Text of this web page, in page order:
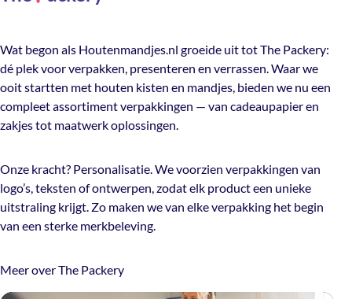
Wat begon als Houtenmandjes.nl groeide uit tot The Packery:
dé plek voor verpakken, presenteren en verrassen. Waar we
ooit startten met houten kisten en mandjes, bieden we nu een
compleet assortiment verpakkingen — van cadeaupapier en
zakjes tot maatwerk oplossingen.
Onze kracht? Personalisatie. We voorzien verpakkingen van
logo’s, teksten of ontwerpen, zodat elk product een unieke
uitstraling krijgt. Zo maken we van elke verpakking het begin
van een sterke merkbeleving.
Meer over The Packery